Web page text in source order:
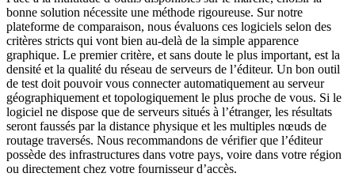
bonne solution nécessite une méthode rigoureuse. Sur notre
plateforme de comparaison, nous évaluons ces logiciels selon des
critères stricts qui vont bien au-delà de la simple apparence
graphique. Le premier critère, et sans doute le plus important, est la
densité et la qualité du réseau de serveurs de l’éditeur. Un bon outil
de test doit pouvoir vous connecter automatiquement au serveur
géographiquement et topologiquement le plus proche de vous. Si le
logiciel ne dispose que de serveurs situés à l’étranger, les résultats
seront faussés par la distance physique et les multiples nœuds de
routage traversés. Nous recommandons de vérifier que l’éditeur
possède des infrastructures dans votre pays, voire dans votre région
ou directement chez votre fournisseur d’accès.